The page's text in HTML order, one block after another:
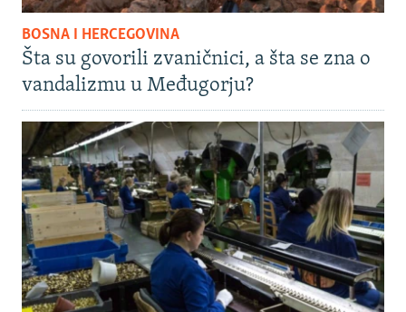
BOSNA I HERCEGOVINA
Šta su govorili zvaničnici, a šta se zna o
vandalizmu u Međugorju?